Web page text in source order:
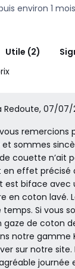
environ 1 mois
Utile (2)
Redoute, 07/07/
remercions
sommes
couette n’ait
en effet précisé
est biface avec
en coton lavé.
Si vous
de coton
notre gamme
sur notre site.
journée